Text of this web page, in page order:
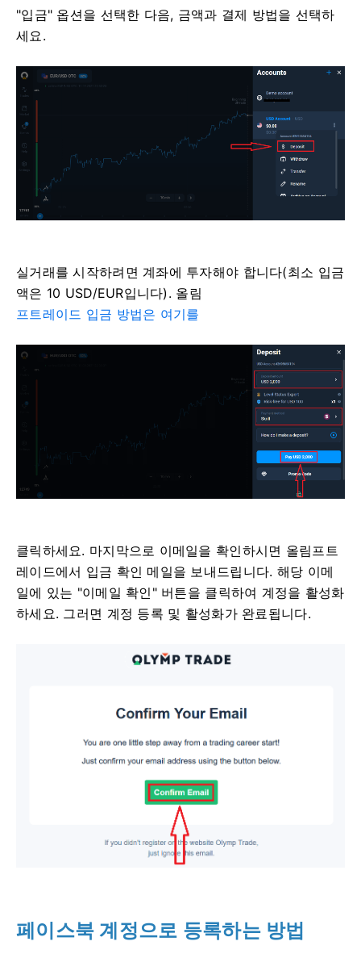
"입금" 옵션을 선택한 다음, 금액과 결제 방법을 선택하
세요.
실거래를 시작하려면 계좌에 투자해야 합니다(최소 입금
액은 10 USD/EUR입니다). 올림
프트레이드 입금 방법은 여기를
클릭하세요. 마지막으로 이메일을 확인하시면 올림프트
레이드에서 입금 확인 메일을 보내드립니다. 해당 이메
일에 있는 "이메일 확인" 버튼을 클릭하여 계정을 활성화
하세요. 그러면 계정 등록 및 활성화가 완료됩니다.
페이스북 계정으로 등록하는 방법